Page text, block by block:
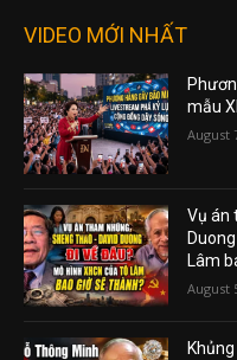
VIDEO MỚI NHẤT
mẫu
August
Vụ án
Lâm
August